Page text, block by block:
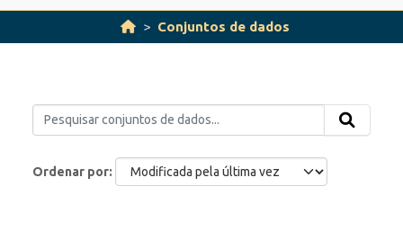
Conjuntos de dados
Ordenar por